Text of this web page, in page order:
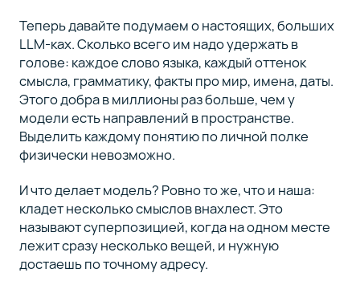
Теперь давайте подумаем о настоящих, больших
LLM-ках. Сколько всего им надо удержать в
голове: каждое слово языка, каждый оттенок
смысла, грамматику, факты про мир, имена, даты.
Этого добра в миллионы раз больше, чем у
модели есть направлений в пространстве.
Выделить каждому понятию по личной полке
физически невозможно.
И что делает модель? Ровно то же, что и наша:
кладет несколько смыслов внахлест. Это
называют суперпозицией, когда на одном месте
лежит сразу несколько вещей, и нужную
достаешь по точному адресу.